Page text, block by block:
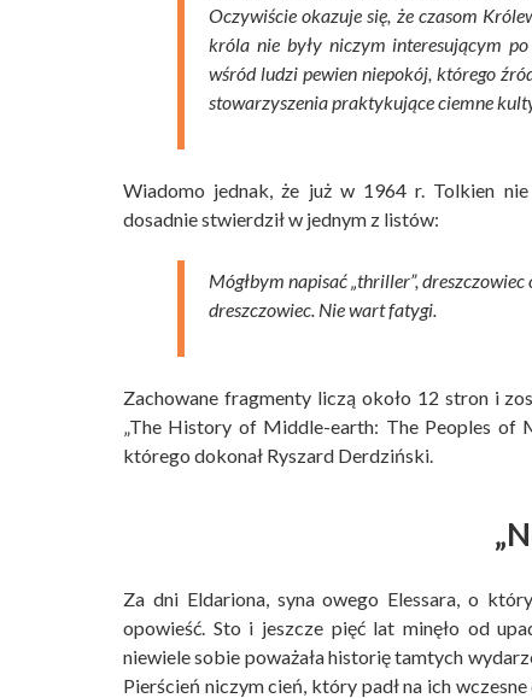
Oczywiście okazuje się, że czasom
króla nie były niczym interesującym
wśród ludzi pewien niepokój, którego
stowarzyszenia praktykujące ciemne
Wiadomo jednak, że już w 1964 r. Tolkien
dosadnie stwierdził w jednym z listów:
Mógłbym napisać „thriller”,
dreszczowiec. Nie wart fatygi.
Zachowane fragmenty liczą około 12 stron i
„The History of Middle-earth: The Peoples of
którego dokonał Ryszard Derdziński.
Za dni Eldariona, syna owego Elessara, o
opowieść. Sto i jeszcze pięć lat minęło od
niewiele sobie poważała historię tamtych
Pierścień niczym cień, który padł na ich